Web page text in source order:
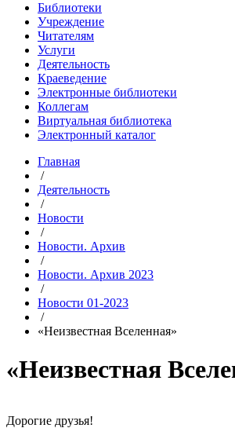
Библиотеки
Учреждение
Читателям
Услуги
Деятельность
Краеведение
Электронные библиотеки
Коллегам
Виртуальная библиотека
Электронный каталог
Главная
/
Деятельность
/
Новости
/
Новости. Архив
/
Новости. Архив 2023
/
Новости 01-2023
/
«Неизвестная Вселенная»
«Неизвестная
Дорогие друзья!